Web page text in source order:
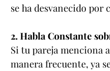
se ha desvanecido por
2. Habla Constante
Si tu pareja menciona
manera frecuente, ya